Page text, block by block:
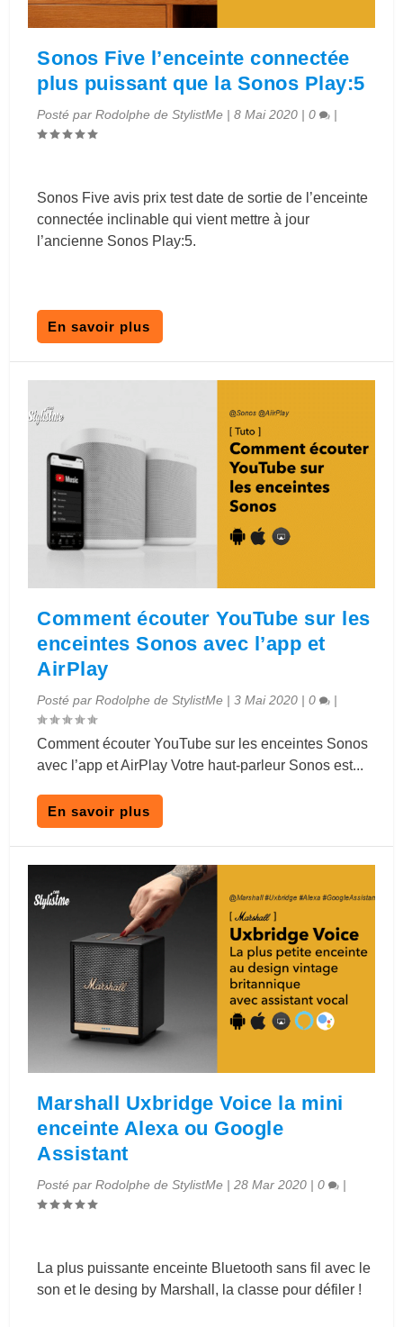
Sonos Five l’enceinte connectée
plus puissant que la Sonos Play:5
Posté parRodolphe de StylistMe |8 Mai 2020 |0 |
Sonos Five avis prix test date de sortie de l’enceinte
connectée inclinable qui vient mettre à jour
l’ancienne Sonos Play:5.
En savoir plus
Comment écouter YouTube sur les
enceintes Sonos avec l’app et
AirPlay
Posté parRodolphe de StylistMe |3 Mai 2020 |0 |
Comment écouter YouTube sur les enceintes Sonos
avec l’app et AirPlay Votre haut-parleur Sonos est...
En savoir plus
Marshall Uxbridge Voice la mini
enceinte Alexa ou Google
Assistant
Posté parRodolphe de StylistMe |28 Mar 2020 |0 |
La plus puissante enceinte Bluetooth sans fil avec le
son et le desing by Marshall, la classe pour défiler !